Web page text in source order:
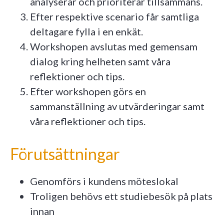
Efter respektive scenario får samtliga
deltagare fylla i en enkät.
Workshopen avslutas med gemensam
dialog kring helheten samt våra
reflektioner och tips.
Efter workshopen görs en
sammanställning av utvärderingar samt
våra reflektioner och tips.
Förutsättningar
Genomförs i kundens möteslokal
Troligen behövs ett studiebesök på plats
innan